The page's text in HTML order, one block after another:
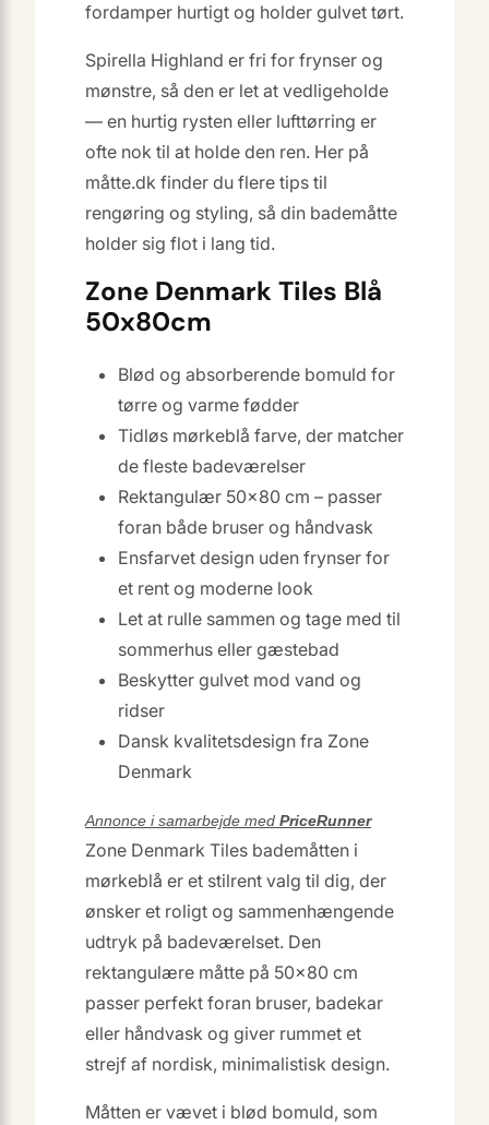
fordamper hurtigt og holder gulvet tørt.
Spirella Highland er fri for frynser og
mønstre, så den er let at vedligeholde
— en hurtig rysten eller lufttørring er
ofte nok til at holde den ren. Her på
måtte.dk finder du flere tips til
rengøring og styling, så din bademåtte
holder sig flot i lang tid.
Zone Denmark Tiles Blå
50x80cm
Blød og absorberende bomuld for
tørre og varme fødder
Tidløs mørkeblå farve, der matcher
de fleste badeværelser
Rektangulær 50×80 cm – passer
foran både bruser og håndvask
Ensfarvet design uden frynser for
et rent og moderne look
Let at rulle sammen og tage med til
sommerhus eller gæstebad
Beskytter gulvet mod vand og
ridser
Dansk kvalitetsdesign fra Zone
Denmark
Annonce i samarbejde med PriceRunner
Zone Denmark Tiles bademåtten i
mørkeblå er et stilrent valg til dig, der
ønsker et roligt og sammenhængende
udtryk på badeværelset. Den
rektangulære måtte på 50×80 cm
passer perfekt foran bruser, badekar
eller håndvask og giver rummet et
strejf af nordisk, minimalistisk design.
Måtten er vævet i blød bomuld, som